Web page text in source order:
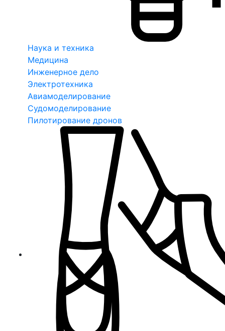
Наука и техника
Медицина
Инженерное дело
Электротехника
Авиамоделирование
Судомоделирование
Пилотирование дронов